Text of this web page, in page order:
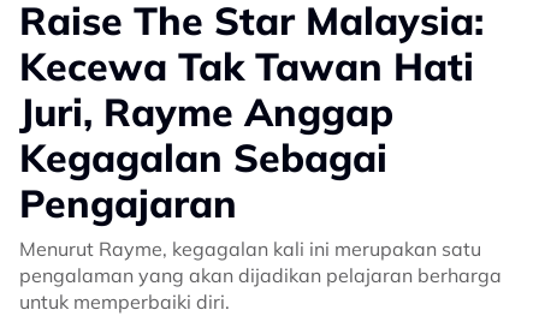
Raise The Star Malaysia:
Kecewa Tak Tawan Hati
Juri, Rayme Anggap
Kegagalan Sebagai
Pengajaran
Menurut Rayme, kegagalan kali ini merupakan satu
pengalaman yang akan dijadikan pelajaran berharga
untuk memperbaiki diri.